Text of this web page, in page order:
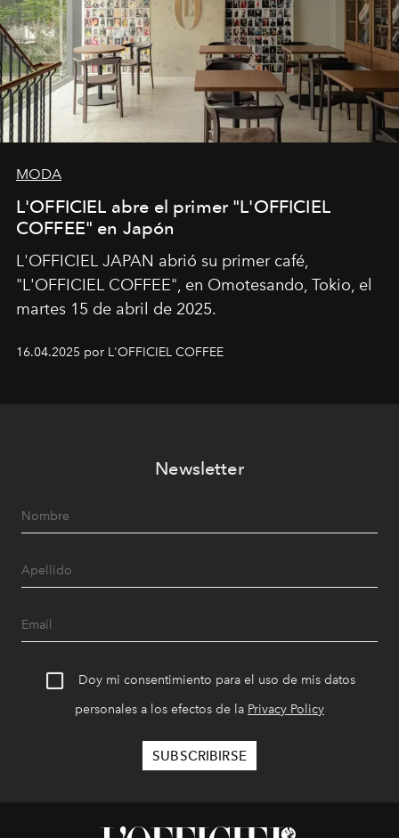
MODA
L'OFFICIEL abre el primer "L'OFFICIEL
COFFEE" en Japón
L'OFFICIEL JAPAN abrió su primer café,
"L'OFFICIEL COFFEE", en Omotesando, Tokio, el
martes 15 de abril de 2025.
16.04.2025 por L'OFFICIEL COFFEE
Newsletter
Doy mi consentimiento para el uso de mis datos
personales a los efectos de la Privacy Policy